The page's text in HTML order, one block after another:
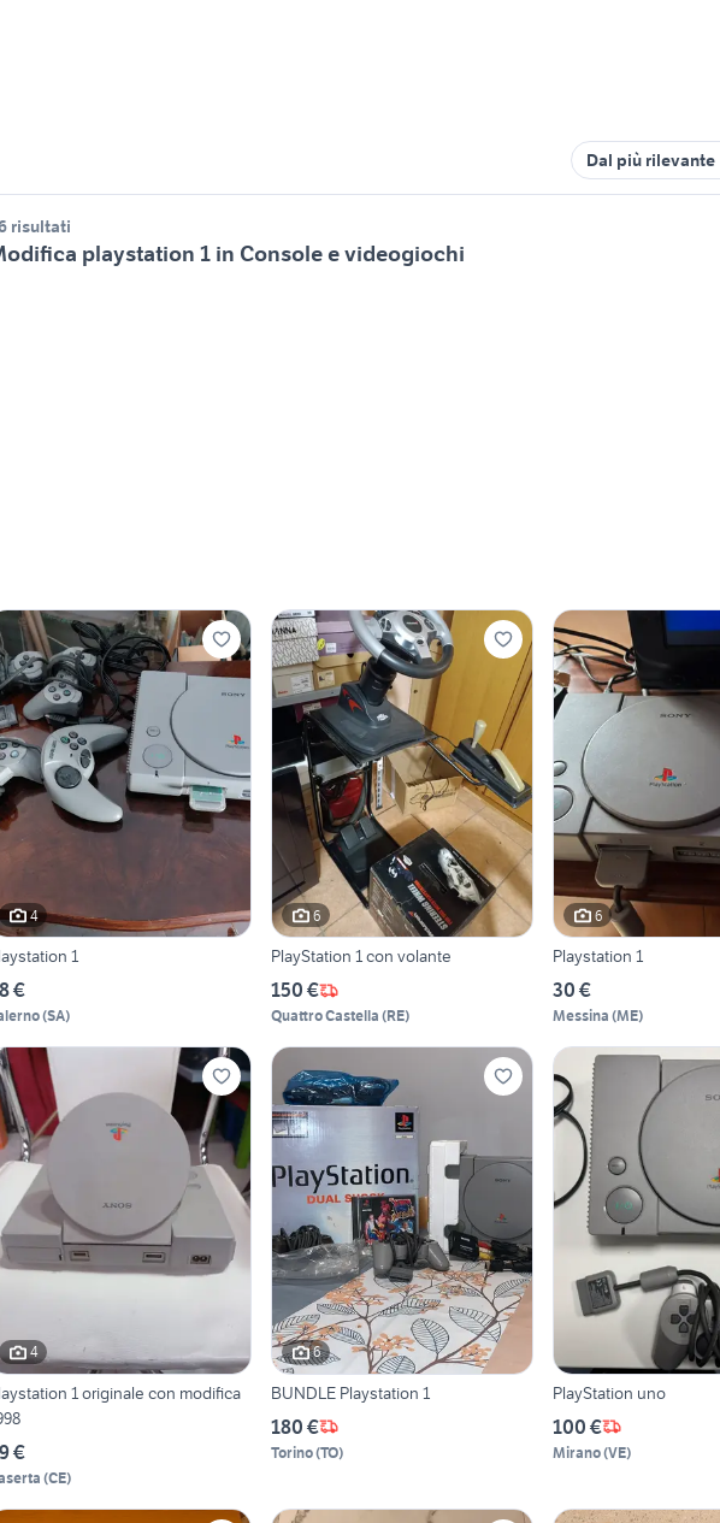
Dal più rilevante
risultati
playstation 1 in Console e videogiochi
4
1
€
(SA)
6
PlayStation 1 con volante
150 €
Quattro Castella (RE)
6
Playstation 1
30 €
Messina (ME)
4
1 originale con modifica
€
(CE)
6
BUNDLE Playstation 1
180 €
Torino(TO)
PlayStation uno
100 €
Mirano(VE)